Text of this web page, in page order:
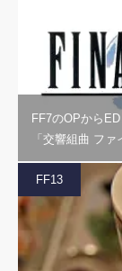
FF7のOPから
「交響組曲 フ
FF13